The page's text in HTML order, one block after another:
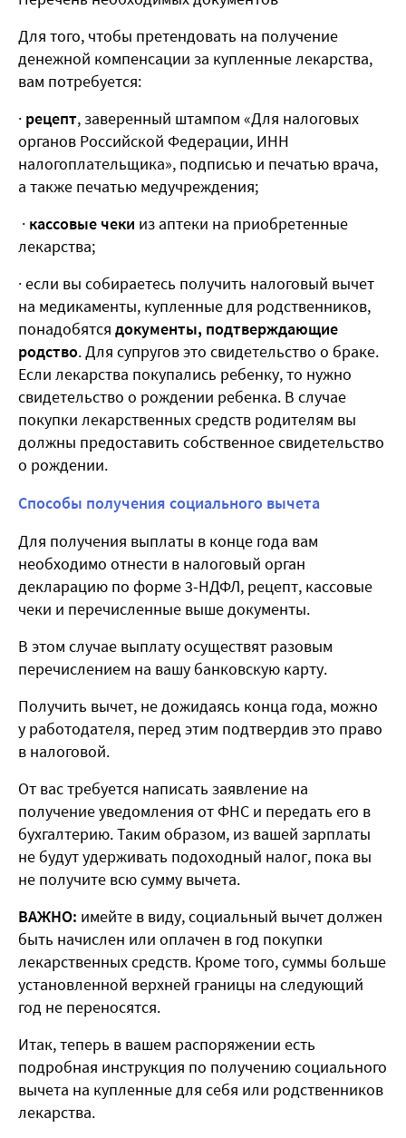
Для того, чтобы претендовать на получение
денежной компенсации за купленные лекарства,
вам потребуется:
· рецепт, заверенный штампом «Для налоговых
органов Российской Федерации, ИНН
налогоплательщика», подписью и печатью врача,
а также печатью медучреждения;
· кассовые чеки из аптеки на приобретенные
лекарства;
· если вы собираетесь получить налоговый вычет
на медикаменты, купленные для родственников,
понадобятся документы, подтверждающие
родство. Для супругов это свидетельство о браке.
Если лекарства покупались ребенку, то нужно
свидетельство о рождении ребенка. В случае
покупки лекарственных средств родителям вы
должны предоставить собственное свидетельство
о рождении.
Способы получения социального вычета
Для получения выплаты в конце года вам
необходимо отнести в налоговый орган
декларацию по форме 3-НДФЛ, рецепт, кассовые
чеки и перечисленные выше документы.
В этом случае выплату осуществят разовым
перечислением на вашу банковскую карту.
Получить вычет, не дожидаясь конца года, можно
у работодателя, перед этим подтвердив это право
в налоговой.
От вас требуется написать заявление на
получение уведомления от ФНС и передать его в
бухгалтерию. Таким образом, из вашей зарплаты
не будут удерживать подоходный налог, пока вы
не получите всю сумму вычета.
ВАЖНО: имейте в виду, социальный вычет должен
быть начислен или оплачен в год покупки
лекарственных средств. Кроме того, суммы больше
установленной верхней границы на следующий
год не переносятся.
Итак, теперь в вашем распоряжении есть
подробная инструкция по получению социального
вычета на купленные для себя или родственников
лекарства.